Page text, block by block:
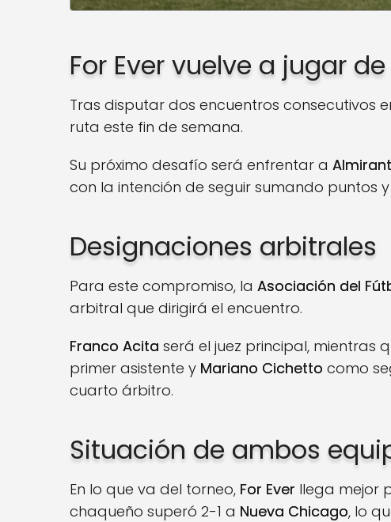
For Ever vuelve a jugar
Tras disputar dos encuentros consecutivos
ruta este fin de semana.
Su próximo desafío será enfrentar a
con la intención de seguir sumando puntos
Designaciones arbitrales
Para este compromiso, la Asociación del
arbitral que dirigirá el encuentro.
Franco Acita será el juez principal, mientras
primer asistente y Mariano Cichetto como
cuarto árbitro.
Situación de ambos
En lo que va del torneo, For Ever llega mejor
chaqueño superó 2-1 a Nueva Chicago, lo